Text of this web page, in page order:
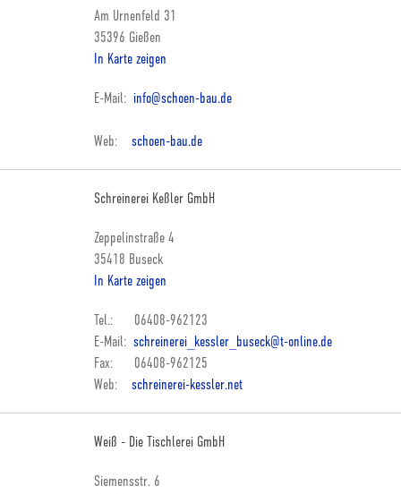
Am Urnenfeld 31
35396 Gießen
In Karte zeigen
E-Mail: info@schoen-bau.de
Web: schoen-bau.de
Schreinerei Keßler GmbH
Zeppelinstraße 4
35418 Buseck
In Karte zeigen
Tel.: 06408-962123
E-Mail: schreinerei_kessler_buseck@t-online.de
Fax: 06408-962125
Web: schreinerei-kessler.net
Weiß - Die Tischlerei GmbH
Siemensstr. 6